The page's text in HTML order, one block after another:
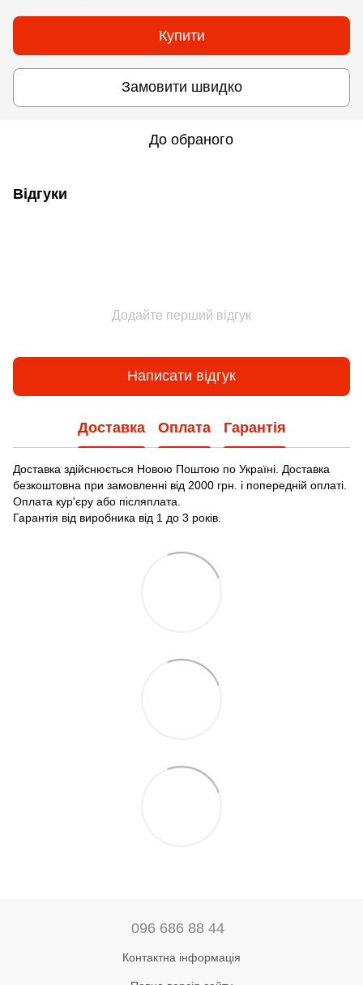
Купити
Замовити швидко
До обраного
Відгуки
Додайте перший відгук
Написати відгук
Доставка Оплата Гарантія
Доставка здійснюється Новою Поштою по Україні. Доставка
безкоштовна при замовленні від 2000 грн. і попередній оплаті.
Оплата кур'єру або післяплата.
Гарантія від виробника від 1 до 3 років.
096 686 88 44
Контактна інформація